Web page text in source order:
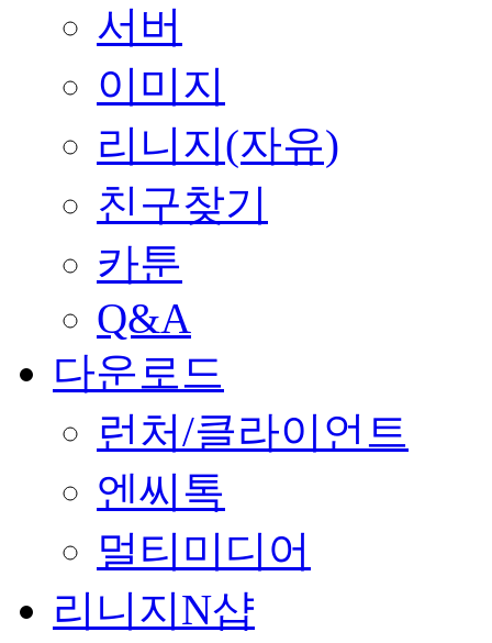
서버
이미지
리니지(자유)
친구찾기
카툰
Q&A
다운로드
런처/클라이언트
엔씨톡
멀티미디어
리니지N샵